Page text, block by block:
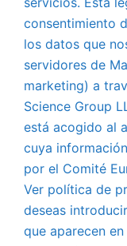
consentimiento
los datos que
servidores de
marketing) a
Science Group
está acogido al
cuya
por el Comité
Ver política de
deseas
que aparecen